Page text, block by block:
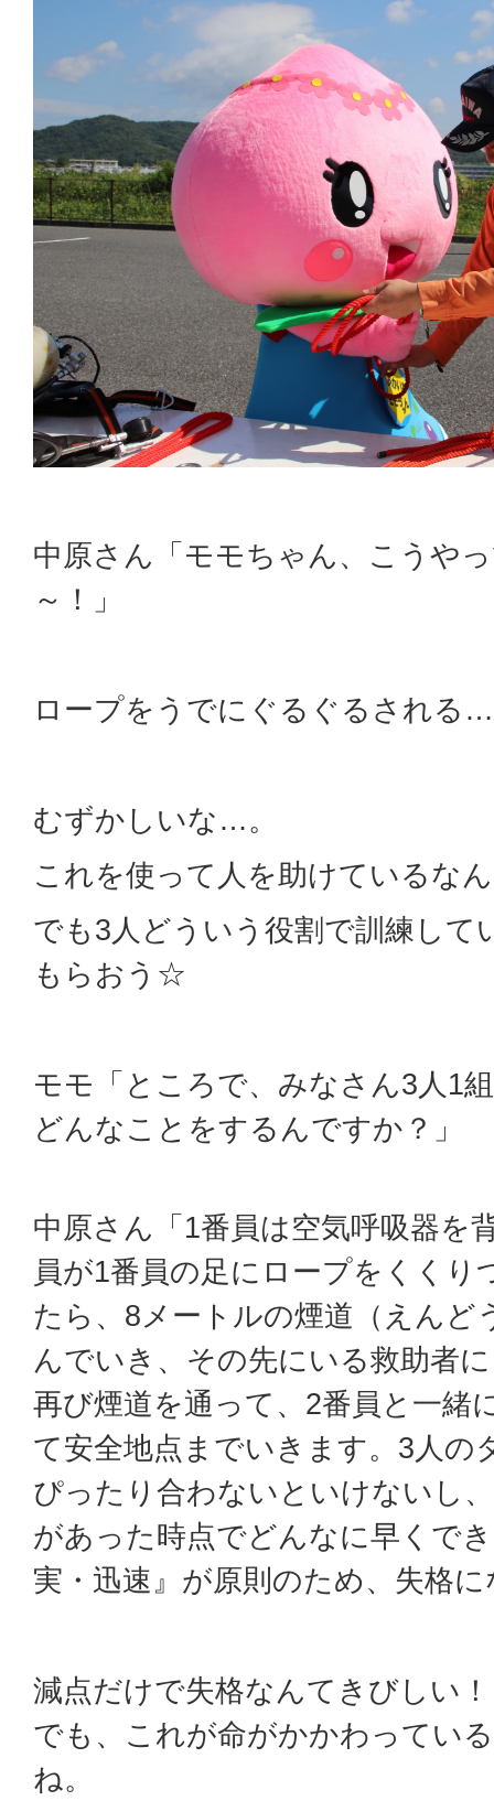
中原さん「モモちゃん、こうや
～！」
ロープをうでにぐるぐるされる…
むずかしいな…。
これを使って人を助けているな
でも3人どういう役割で訓練して
もらおう☆
モモ「ところで、みなさん3人1
どんなことをするんですか？」
中原さん「1番員は空気呼吸器を
員が1番員の足にロープをくくり
たら、8メートルの煙道（えんど
んでいき、その先にいる救助者
再び煙道を通って、2番員と一緒
て安全地点までいきます。3人の
ぴったり合わないといけないし
があった時点でどんなに早くで
実・迅速』が原則のため、失格
減点だけで失格なんてきびしい
でも、これが命がかかわってい
ね。